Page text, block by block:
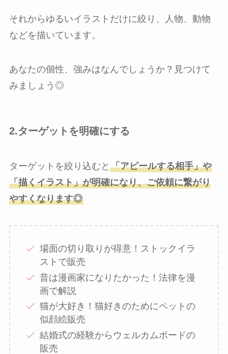
それからゆるいイラストだけに絞り、人物、動物
などを描いています。
あなたの個性、強みはなんでしょうか？見つけて
みましょう◎
2.ターゲットを明確にする
ターゲットを絞り込むと 「アピールする相手」や
「描くイラスト」が明確になり、ご依頼に繋がり
やすくなります◎
場面の切り取りが得意！ストックイラ
ストで販売
昔は漫画家になりたかった！法律を漫
画で解説
猫が大好き！猫好きのためにペットの
似顔絵販売
結婚式の経験からウェルカムボードの
販売